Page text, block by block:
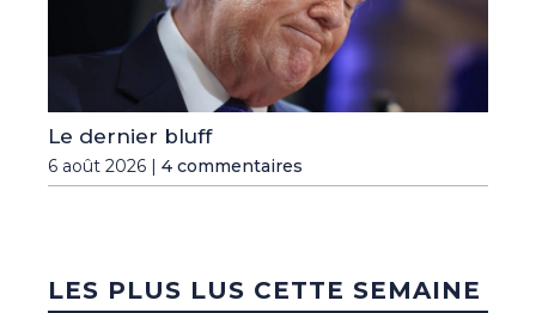
Le dernier bluff
6 août 2026 | 4 commentaires
LES PLUS LUS CETTE SEMAINE